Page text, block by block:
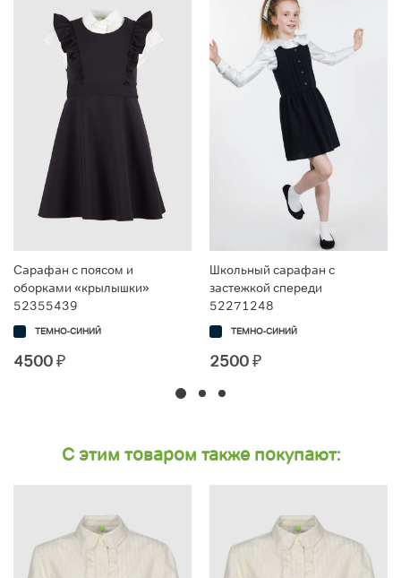
Сарафан с поясом и
оборками «крылышки»
52355439
ТЕМНО-СИНИЙ
4500₽
Школьный сарафан с
застежкой спереди
52271248
ТЕМНО-СИНИЙ
2500₽
С этим товаром также покупают: